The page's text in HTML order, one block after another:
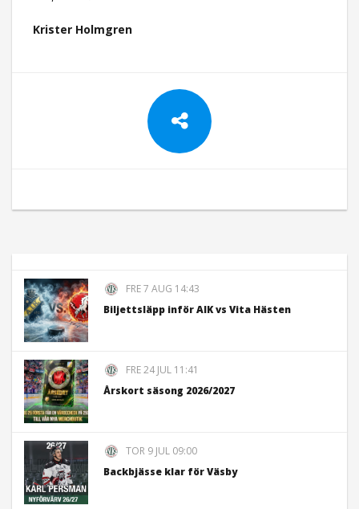
Krister Holmgren
FRE 7 AUG 14:43
Biljettsläpp inför AIK vs Vita Hästen
FRE 24 JUL 11:41
Årskort säsong 2026/2027
TOR 9 JUL 09:00
Backbjässe klar för Väsby